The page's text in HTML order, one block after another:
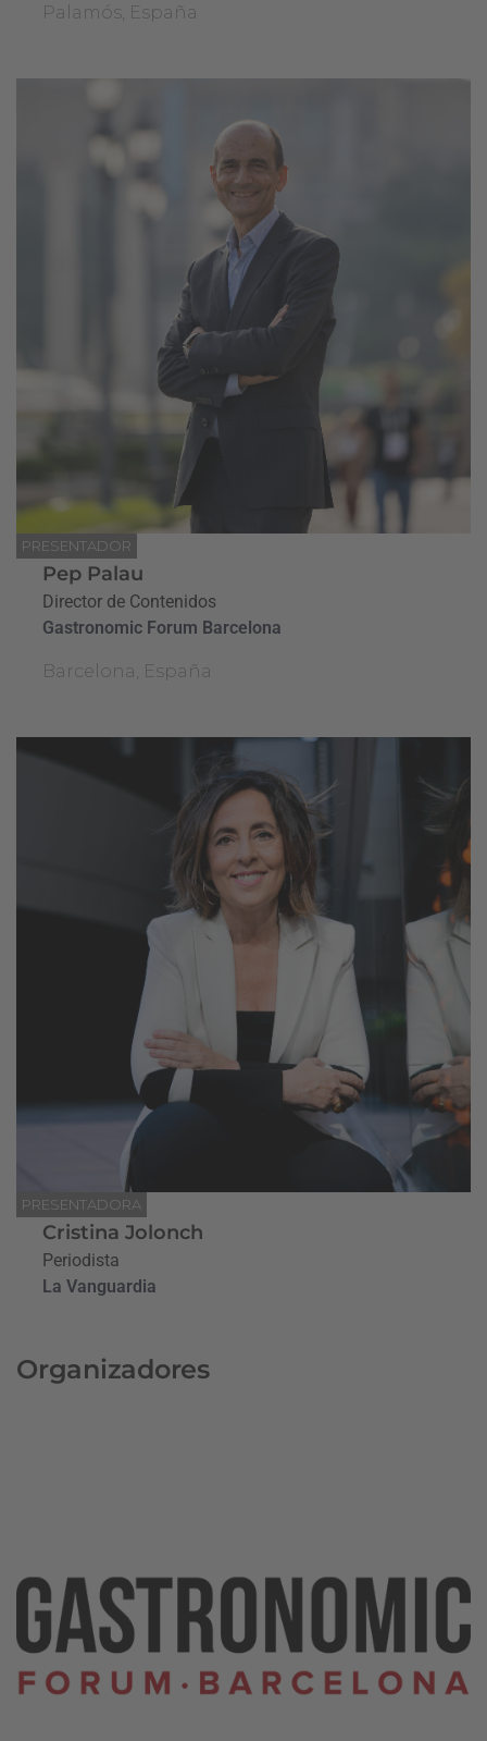
Palamós, España
PRESENTADOR
Pep Palau
Director de Contenidos
Gastronomic Forum Barcelona
Barcelona, España
PRESENTADORA
Cristina Jolonch
Periodista
La Vanguardia
Organizadores